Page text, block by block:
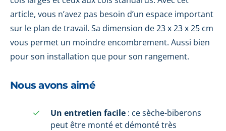
article, vous n’avez pas besoin d’un espace important
sur le plan de travail. Sa dimension de 23 x 23 x 25 cm
vous permet un moindre encombrement. Aussi bien
pour son installation que pour son rangement.
Nous avons aimé
Un entretien facile : ce sèche-biberons
peut être monté et démonté très